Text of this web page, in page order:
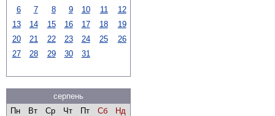
6
7 8 9 10 11
12
13
14 15 16 17 18
19
20
21 22 23 24 25
26
27
28 29 30 31
серпень
Пн
Вт Ср Чт Пт Сб
Нд